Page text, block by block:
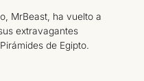
MrBeast, ha vuelto a
extravagantes
de Egipto.